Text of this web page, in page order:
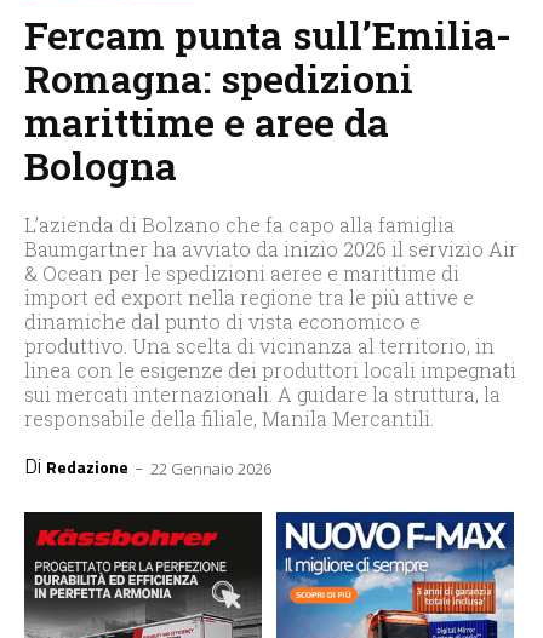
Fercam punta sull’Emilia-
Romagna: spedizioni
marittime e aree da
Bologna
L’azienda di Bolzano che fa capo alla famiglia
Baumgartner ha avviato da inizio 2026 il servizio Air
& Ocean per le spedizioni aeree e marittime di
import ed export nella regione tra le più attive e
dinamiche dal punto di vista economico e
produttivo. Una scelta di vicinanza al territorio, in
linea con le esigenze dei produttori locali impegnati
sui mercati internazionali. A guidare la struttura, la
responsabile della filiale, Manila Mercantili.
Di Redazione - 22 Gennaio 2026